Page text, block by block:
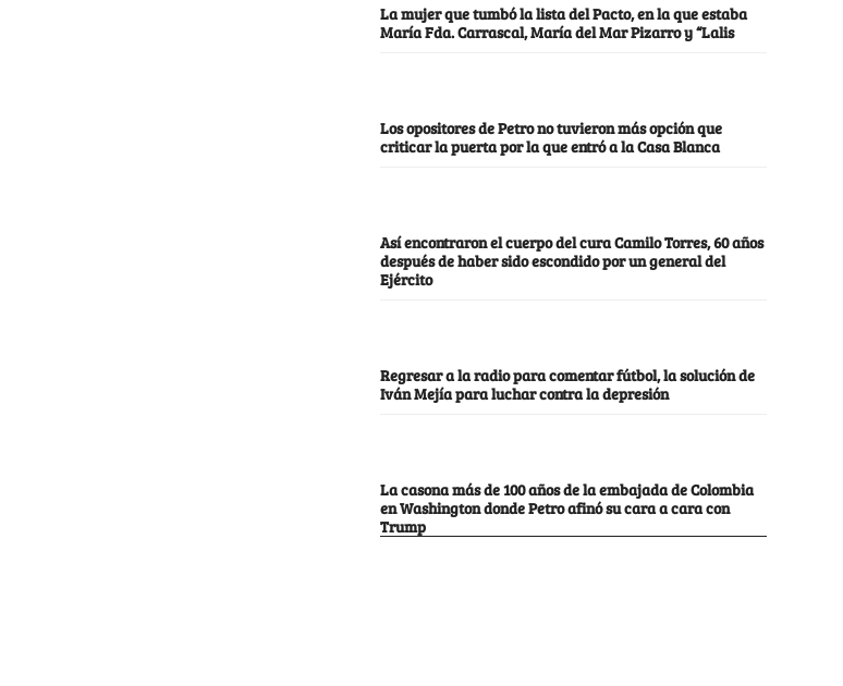
La mujer que tumbó la lista del Pacto, en la que estaba
María Fda. Carrascal, María del Mar Pizarro y “Lalis
Los opositores de Petro no tuvieron más opción que
criticar la puerta por la que entró a la Casa Blanca
Así encontraron el cuerpo del cura Camilo Torres, 60 años
después de haber sido escondido por un general del
Ejército
Regresar a la radio para comentar fútbol, la solución de
Iván Mejía para luchar contra la depresión
La casona más de 100 años de la embajada de Colombia
en Washington donde Petro afinó su cara a cara con
Trump